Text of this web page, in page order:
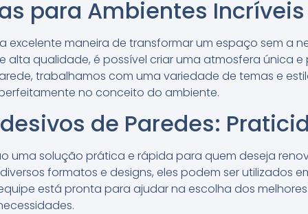
para Ambientes Incríveis
excelente maneira de transformar um espaço sem a
alta qualidade, é possível criar uma atmosfera única e
trabalhamos com uma variedade de temas e
no conceito do ambiente.
de Paredes:
uma solução prática e rápida para quem deseja
formatos e designs, eles podem ser utilizados
está pronta para ajudar na escolha dos